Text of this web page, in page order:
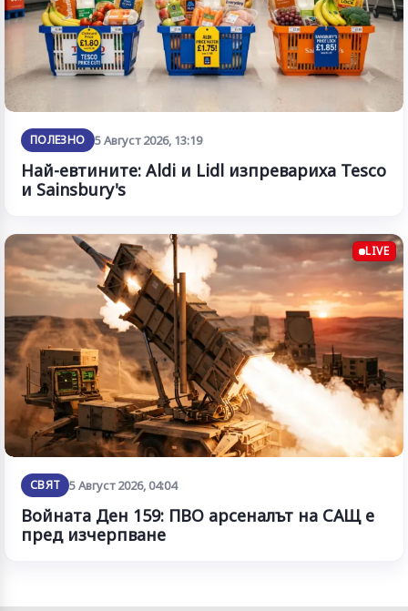
ПОЛЕЗНО 5 Август 2026, 13:19
Най-евтините: Aldi и Lidl изпревариха Tesco
и Sainsbury's
LIVE
СВЯТ 5 Август 2026, 04:04
Войната Ден 159: ПВО арсеналът на САЩ е
пред изчерпване